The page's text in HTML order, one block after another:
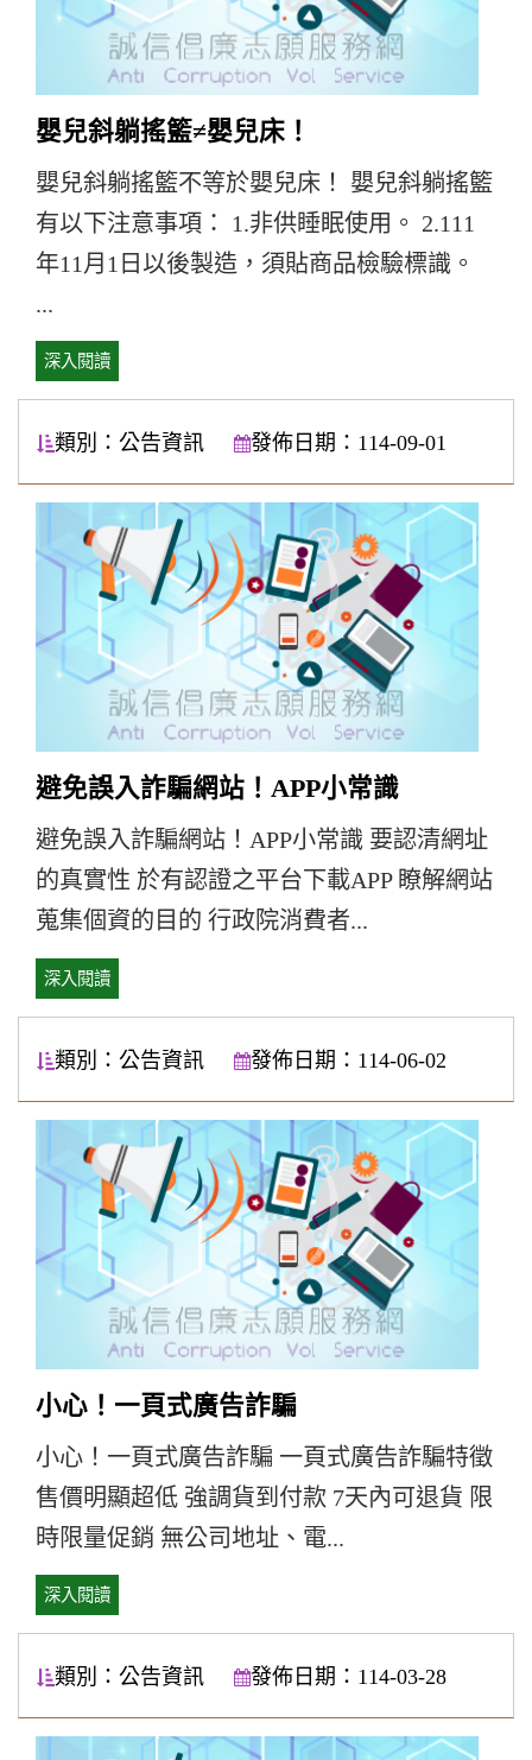
嬰兒斜躺搖籃≠嬰兒床！
嬰兒斜躺搖籃不等於嬰兒床！ 嬰兒斜躺搖籃
有以下注意事項： 1.非供睡眠使用。 2.111
年11月1日以後製造，須貼商品檢驗標識。
...
深入閱讀
類別：公告資訊 發佈日期：114-09-01
避免誤入詐騙網站！APP小常識
避免誤入詐騙網站！APP小常識 要認清網址
的真實性 於有認證之平台下載APP 瞭解網站
蒐集個資的目的 行政院消費者...
深入閱讀
類別：公告資訊 發佈日期：114-06-02
小心！一頁式廣告詐騙
小心！一頁式廣告詐騙 一頁式廣告詐騙特徵
售價明顯超低 強調貨到付款 7天內可退貨 限
時限量促銷 無公司地址、電...
深入閱讀
類別：公告資訊 發佈日期：114-03-28